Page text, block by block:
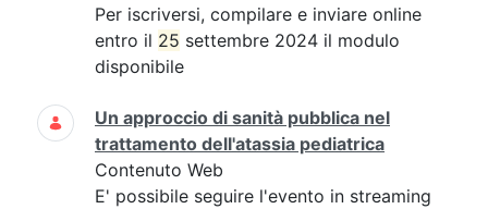
Per iscriversi, compilare e inviare online
entro il 25 settembre 2024 il modulo
disponibile
Un approccio di sanità pubblica nel
trattamento dell'atassia pediatrica
Contenuto Web
E' possibile seguire l'evento in streaming